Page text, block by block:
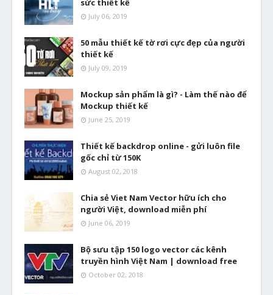
sức thiết kế
July 06, 2019
50 mẫu thiết kế tờ rơi cực đẹp của người
thiết kế
July 09, 2019
Mockup sản phẩm là gì? - Làm thế nào để
Mockup thiết kế
June 25, 2019
Thiết kế backdrop online - gửi luôn file
gốc chỉ từ 150K
August 02, 2018
Chia sẻ Viet Nam Vector hữu ích cho
người Việt, download miễn phí
June 06, 2019
Bộ sưu tập 150 logo vector các kênh
truyền hình Việt Nam | download free
October 02, 2018